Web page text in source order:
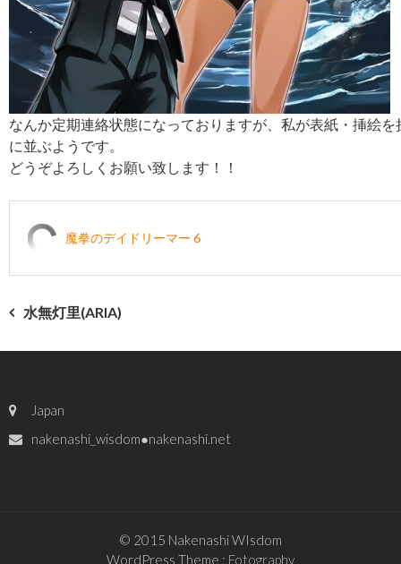
なんか定期連絡状態になっておりますが、私が表紙・挿絵
に並ぶようです。
どうぞよろしくお願い致します！！
魔拳のデイドリーマー 6
投
稿
ビ
水無灯里(ARIA)
Japan
nakenashi_wisdom●nakenashi.net
© 2015 Nakenashi WIsdom
WordPress Theme : Fotography